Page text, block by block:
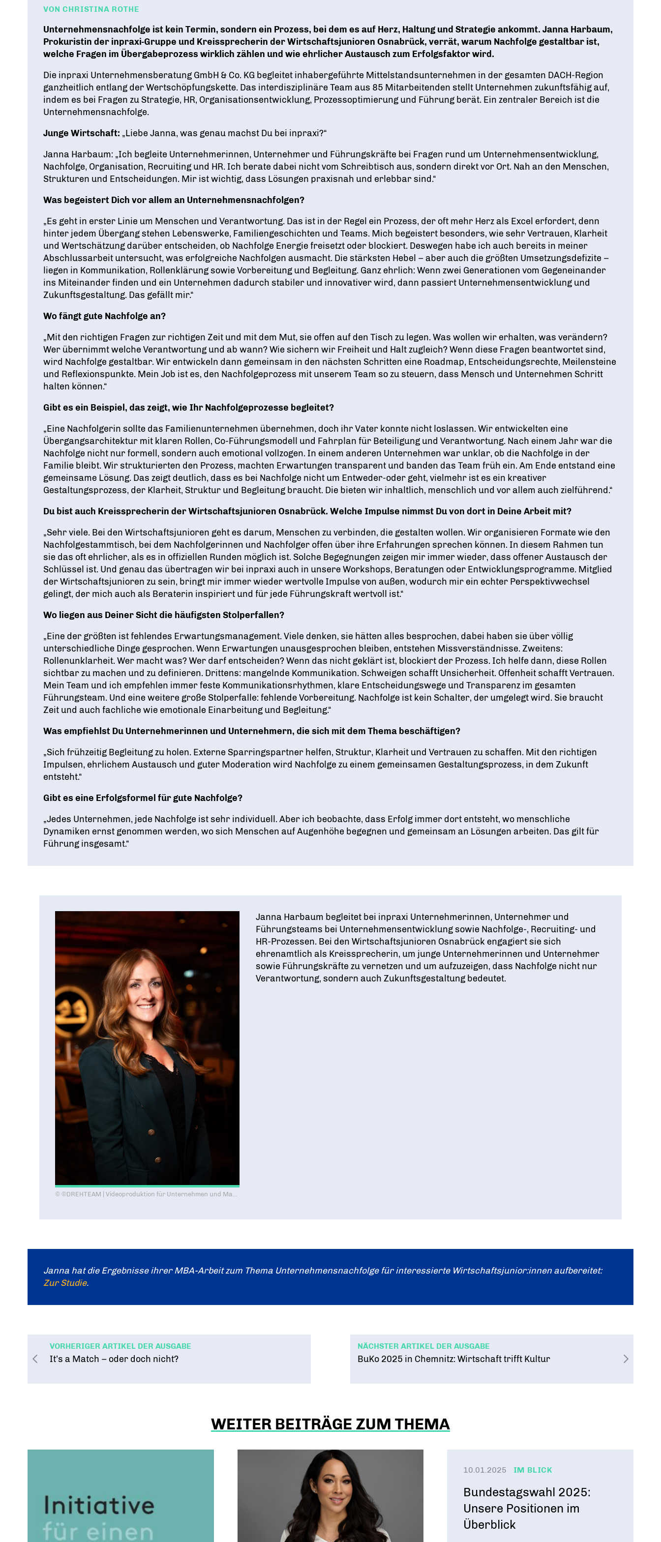
Bundesvorstand
DAS FÜHRUNGSTEAM DES VERBANDS
Tag der jungen Wirtschaft
WIRTSCHAFTSGIPFEL BERUFSEINSTIEG ERLEICHTERN
Digitalisierung
VON CHRISTINA ROTHE
Unternehmensnachfolge ist kein Termin, sondern ein Prozess, bei dem es auf Herz, Haltung und Strategie ankommt. Janna Harbaum,
Prokuristin der inpraxi-Gruppe und Kreissprecherin der Wirtschaftsjunioren Osnabrück, verrät, warum Nachfolge gestaltbar ist,
welche Fragen im Übergabeprozess wirklich zählen und wie ehrlicher Austausch zum Erfolgsfaktor wird.
Die inpraxi Unternehmensberatung GmbH & Co. KG begleitet inhabergeführte Mittelstandsunternehmen in der gesamten DACH-Region
ganzheitlich entlang der Wertschöpfungskette. Das interdisziplinäre Team aus 85 Mitarbeitenden stellt Unternehmen zukunftsfähig auf,
indem es bei Fragen zu Strategie, HR, Organisationsentwicklung, Prozessoptimierung und Führung berät. Ein zentraler Bereich ist die
Unternehmensnachfolge.
Junge Wirtschaft: „Liebe Janna, was genau machst Du bei inpraxi?“
Janna Harbaum: „Ich begleite Unternehmerinnen, Unternehmer und Führungskräfte bei Fragen rund um Unternehmensentwicklung,
Nachfolge, Organisation, Recruiting und HR. Ich berate dabei nicht vom Schreibtisch aus, sondern direkt vor Ort. Nah an den Menschen,
Strukturen und Entscheidungen. Mir ist wichtig, dass Lösungen praxisnah und erlebbar sind.“
Was begeistert Dich vor allem an Unternehmensnachfolgen?
„Es geht in erster Linie um Menschen und Verantwortung. Das ist in der Regel ein Prozess, der oft mehr Herz als Excel erfordert, denn
hinter jedem Übergang stehen Lebenswerke, Familiengeschichten und Teams. Mich begeistert besonders, wie sehr Vertrauen, Klarheit
und Wertschätzung darüber entscheiden, ob Nachfolge Energie freisetzt oder blockiert. Deswegen habe ich auch bereits in meiner
Abschlussarbeit untersucht, was erfolgreiche Nachfolgen ausmacht. Die stärksten Hebel – aber auch die größten Umsetzungsdefizite –
liegen in Kommunikation, Rollenklärung sowie Vorbereitung und Begleitung. Ganz ehrlich: Wenn zwei Generationen vom Gegeneinander
ins Miteinander finden und ein Unternehmen dadurch stabiler und innovativer wird, dann passiert Unternehmensentwicklung und
Zukunftsgestaltung. Das gefällt mir.“
Wo fängt gute Nachfolge an?
„Mit den richtigen Fragen zur richtigen Zeit und mit dem Mut, sie offen auf den Tisch zu legen. Was wollen wir erhalten, was verändern?
Wer übernimmt welche Verantwortung und ab wann? Wie sichern wir Freiheit und Halt zugleich? Wenn diese Fragen beantwortet sind,
wird Nachfolge gestaltbar. Wir entwickeln dann gemeinsam in den nächsten Schritten eine Roadmap, Entscheidungsrechte, Meilensteine
und Reflexionspunkte. Mein Job ist es, den Nachfolgeprozess mit unserem Team so zu steuern, dass Mensch und Unternehmen Schritt
halten können.“
Gibt es ein Beispiel, das zeigt, wie Ihr Nachfolgeprozesse begleitet?
„Eine Nachfolgerin sollte das Familienunternehmen übernehmen, doch ihr Vater konnte nicht loslassen. Wir entwickelten eine
Übergangsarchitektur mit klaren Rollen, Co-Führungsmodell und Fahrplan für Beteiligung und Verantwortung. Nach einem Jahr war die
Nachfolge nicht nur formell, sondern auch emotional vollzogen. In einem anderen Unternehmen war unklar, ob die Nachfolge in der
Familie bleibt. Wir strukturierten den Prozess, machten Erwartungen transparent und banden das Team früh ein. Am Ende entstand eine
gemeinsame Lösung. Das zeigt deutlich, dass es bei Nachfolge nicht um Entweder-oder geht, vielmehr ist es ein kreativer
Gestaltungsprozess, der Klarheit, Struktur und Begleitung braucht. Die bieten wir inhaltlich, menschlich und vor allem auch zielführend.“
Du bist auch Kreissprecherin der Wirtschaftsjunioren Osnabrück. Welche Impulse nimmst Du von dort in Deine Arbeit mit?
„Sehr viele. Bei den Wirtschaftsjunioren geht es darum, Menschen zu verbinden, die gestalten wollen. Wir organisieren Formate wie den
Nachfolgestammtisch, bei dem Nachfolgerinnen und Nachfolger offen über ihre Erfahrungen sprechen können. In diesem Rahmen tun
sie das oft ehrlicher, als es in offiziellen Runden möglich ist. Solche Begegnungen zeigen mir immer wieder, dass offener Austausch der
Schlüssel ist. Und genau das übertragen wir bei inpraxi auch in unsere Workshops, Beratungen oder Entwicklungsprogramme. Mitglied
der Wirtschaftsjunioren zu sein, bringt mir immer wieder wertvolle Impulse von außen, wodurch mir ein echter Perspektivwechsel
gelingt, der mich auch als Beraterin inspiriert und für jede Führungskraft wertvoll ist.“
Wo liegen aus Deiner Sicht die häufigsten Stolperfallen?
„Eine der größten ist fehlendes Erwartungsmanagement. Viele denken, sie hätten alles besprochen, dabei haben sie über völlig
unterschiedliche Dinge gesprochen. Wenn Erwartungen unausgesprochen bleiben, entstehen Missverständnisse. Zweitens:
Rollenunklarheit. Wer macht was? Wer darf entscheiden? Wenn das nicht geklärt ist, blockiert der Prozess. Ich helfe dann, diese Rollen
sichtbar zu machen und zu definieren. Drittens: mangelnde Kommunikation. Schweigen schafft Unsicherheit. Offenheit schafft Vertrauen.
Mein Team und ich empfehlen immer feste Kommunikationsrhythmen, klare Entscheidungswege und Transparenz im gesamten
Führungsteam. Und eine weitere große Stolperfalle: fehlende Vorbereitung. Nachfolge ist kein Schalter, der umgelegt wird. Sie braucht
Zeit und auch fachliche wie emotionale Einarbeitung und Begleitung.“
Was empfiehlst Du Unternehmerinnen und Unternehmern, die sich mit dem Thema beschäftigen?
„Sich frühzeitig Begleitung zu holen. Externe Sparringspartner helfen, Struktur, Klarheit und Vertrauen zu schaffen. Mit den richtigen
Impulsen, ehrlichem Austausch und guter Moderation wird Nachfolge zu einem gemeinsamen Gestaltungsprozess, in dem Zukunft
entsteht.“
Gibt es eine Erfolgsformel für gute Nachfolge?
„Jedes Unternehmen, jede Nachfolge ist sehr individuell. Aber ich beobachte, dass Erfolg immer dort entsteht, wo menschliche
Dynamiken ernst genommen werden, wo sich Menschen auf Augenhöhe begegnen und gemeinsam an Lösungen arbeiten. Das gilt für
Führung insgesamt.“
© ©DREHTEAM | Videoproduktion für Unternehmen und Marken
Janna Harbaum begleitet bei inpraxi Unternehmerinnen, Unternehmer und
Führungsteams bei Unternehmensentwicklung sowie Nachfolge-, Recruiting- und
HR-Prozessen. Bei den Wirtschaftsjunioren Osnabrück engagiert sie sich
ehrenamtlich als Kreissprecherin, um junge Unternehmerinnen und Unternehmer
sowie Führungskräfte zu vernetzen und um aufzuzeigen, dass Nachfolge nicht nur
Verantwortung, sondern auch Zukunftsgestaltung bedeutet.
Janna hat die Ergebnisse ihrer MBA-Arbeit zum Thema Unternehmensnachfolge für interessierte Wirtschaftsjunior:innen aufbereitet:
Zur Studie.
VORHERIGER ARTIKEL DER AUSGABE
It’s a Match – oder doch nicht?
NÄCHSTER ARTIKEL DER AUSGABE
BuKo 2025 in Chemnitz: Wirtschaft trifft Kultur
WEITER BEITRÄGE ZUM THEMA
10.01.2025 IM BLICK
Bundestagswahl 2025:
Unsere Positionen im
Überblick